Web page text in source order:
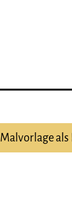
Malvorlage als